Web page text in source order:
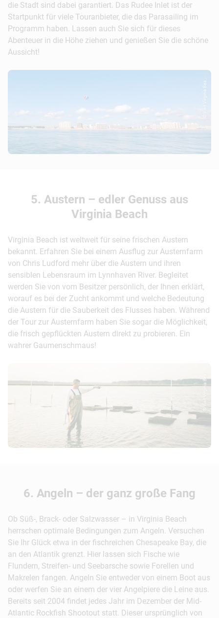
die Stadt sind dabei garantiert. Das Rudee Inlet ist der
Startpunkt für viele Touranbieter, die das Parasailing im
Programm haben. Lassen auch Sie sich für dieses
Abenteuer in die Höhe ziehen und genießen Sie die schöne
Aussicht!
© Visit Virginia Bea...
5. Austern – edler Genuss aus
Virginia Beach
Virginia Beach ist weltweit für seine frischen Austern
bekannt. Erfahren Sie bei einem Ausflug zur Austernfarm
von Chris Ludford mehr über die Austern und ihren
sensiblen Lebensraum im Lynnhaven River. Begleitet
werden Sie von vom Besitzer persönlich, der Ihnen erklärt,
worauf es bei der Zucht ankommt und welche Bedeutung
die Austern für die Sauberkeit des Flusses haben. Während
der Tour zur Austernfarm haben Sie sogar die Möglichkeit,
die frisch gepflückten Austern direkt zu probieren. Ein
wahrer Gaumenschmaus!
© Visit Virginia Bea...
6. Angeln – der ganz große Fang
Ob Süß-, Brack- oder Salzwasser – in Virginia Beach
herrschen optimale Bedingungen zum Angeln. Versuchen
Sie Ihr Glück etwa in der fischreichen Chesapeake Bay, die
an den Atlantik grenzt. Hier lassen sich Fische wie
Flundern, Streifen- und Seebarsche sowie Forellen und
Makrelen fangen. Angeln Sie entweder von einem Boot aus
oder werfen Sie an einem der vier Angelpiere die Leine aus.
Bereits seit 2004 findet jedes Jahr im Dezember der Mid-
Atlantic Rockfish Shootout statt. Dieser ursprünglich von